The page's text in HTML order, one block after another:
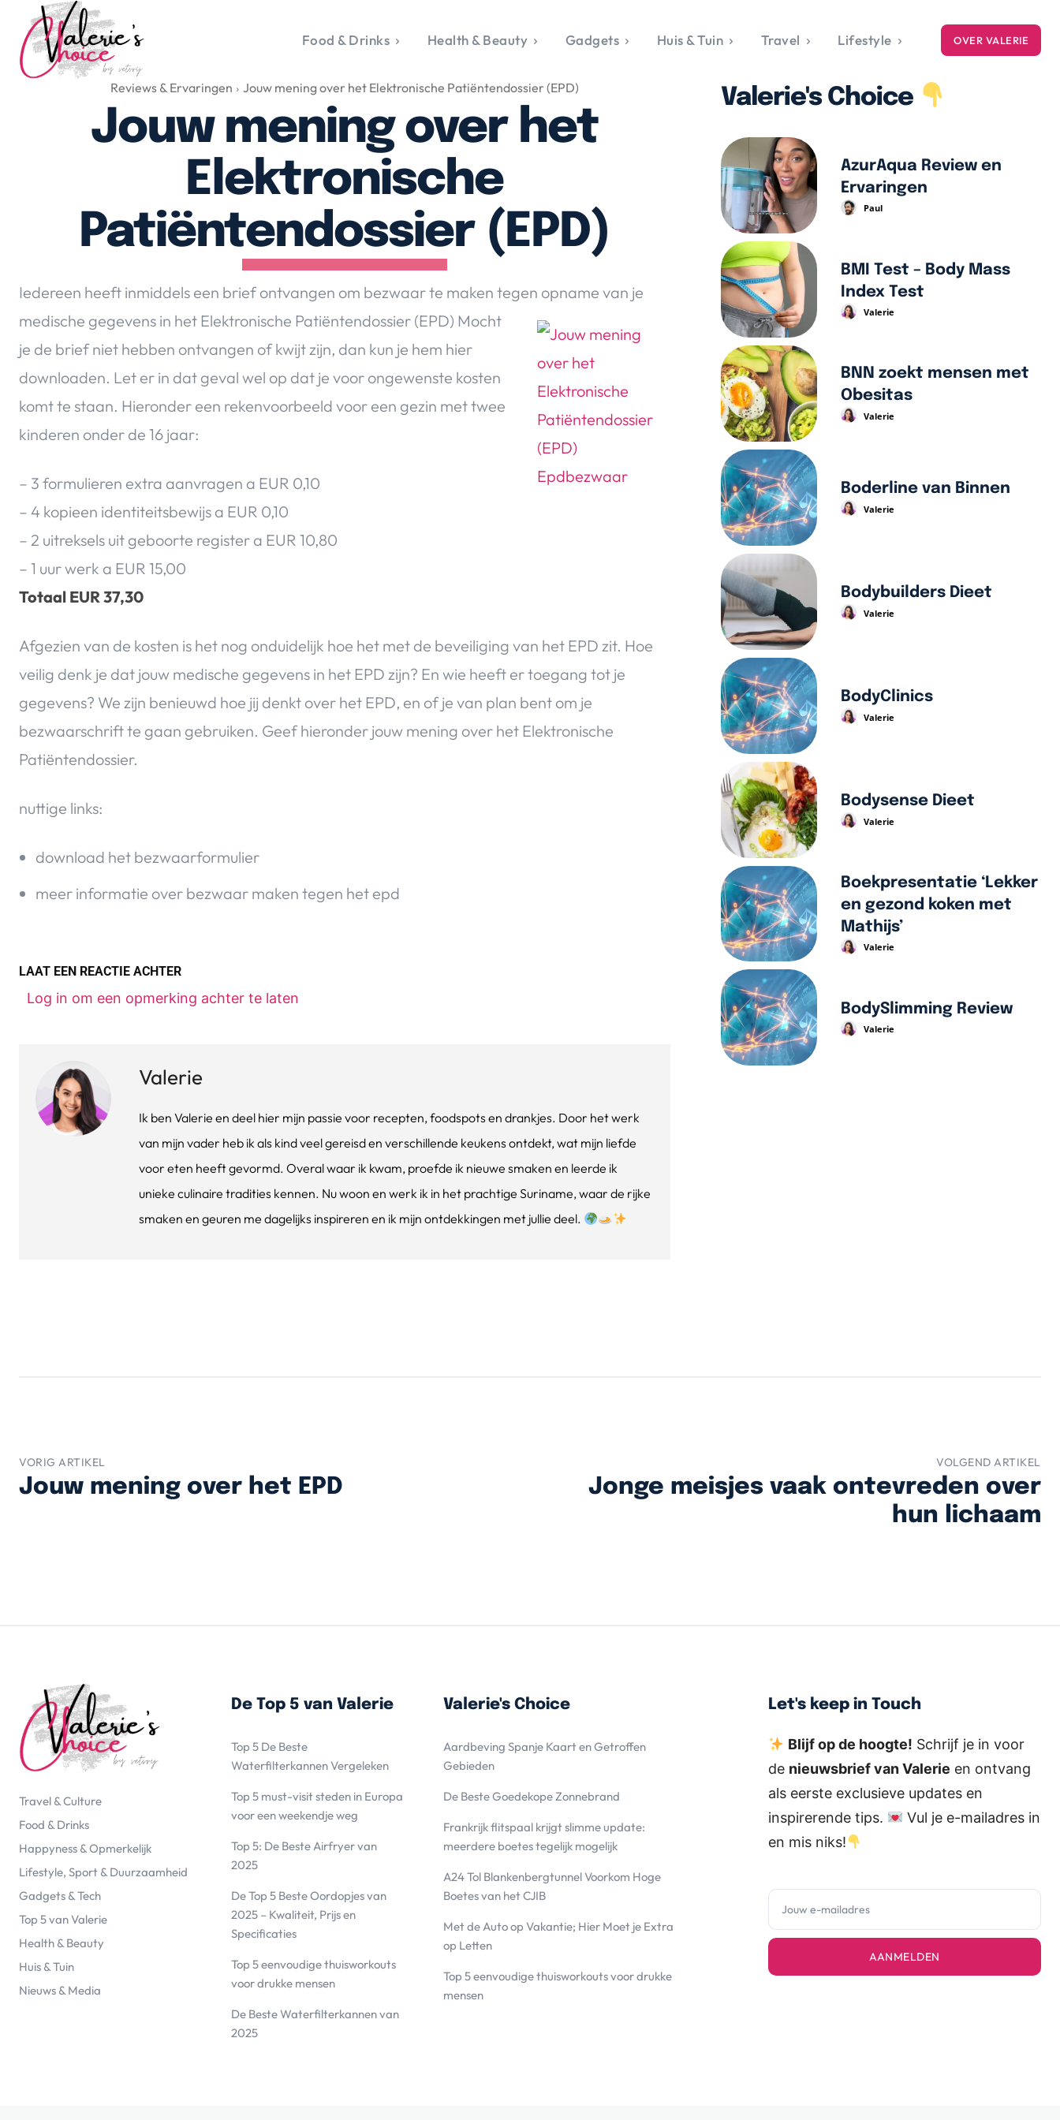
Valerie's Topics
Travel & Culture
Food & Drinks
Happyness & Opmerkelijk
Lifestyle, Sport &
Duurzaamheid
Gadgets & Tech
Top 5 van Valerie
Health & Beauty
Huis & Tuin
Nieuws & Media
Over Valerie
Over Valerie
De Top 5
Lifestyle
Food & Drinks Health & Beauty Gadgets Huis & Tuin Travel Lifestyle OVER VALERIE
Reviews & Ervaringen Jouw mening over het Elektronische Patiëntendossier (EPD)
Jouw mening over het
Elektronische
Patiëntendossier (EPD)
Iedereen heeft inmiddels een brief ontvangen om bezwaar te maken tegen opname van je
medische gegevens in het Elektronische Patiëntendossier (EPD) Mocht
je de brief niet hebben ontvangen of kwijt zijn, dan kun je hem hier
downloaden. Let er in dat geval wel op dat je voor ongewenste kosten
komt te staan. Hieronder een rekenvoorbeeld voor een gezin met twee
kinderen onder de 16 jaar:
– 3 formulieren extra aanvragen a EUR 0,10
– 4 kopieen identiteitsbewijs a EUR 0,10
– 2 uitreksels uit geboorte register a EUR 10,80
– 1 uur werk a EUR 15,00
Totaal EUR 37,30
Afgezien van de kosten is het nog onduidelijk hoe het met de beveiliging van het EPD zit. Hoe
veilig denk je dat jouw medische gegevens in het EPD zijn? En wie heeft er toegang tot je
gegevens? We zijn benieuwd hoe jij denkt over het EPD, en of je van plan bent om je
bezwaarschrift te gaan gebruiken. Geef hieronder jouw mening over het Elektronische
Patiëntendossier.
nuttige links:
download het bezwaarformulier
meer informatie over bezwaar maken tegen het epd
LAAT EEN REACTIE ACHTER
Log in om een opmerking achter te laten
Valerie
Ik ben Valerie en deel hier mijn passie voor recepten, foodspots en drankjes. Door het werk
van mijn vader heb ik als kind veel gereisd en verschillende keukens ontdekt, wat mijn liefde
voor eten heeft gevormd. Overal waar ik kwam, proefde ik nieuwe smaken en leerde ik
unieke culinaire tradities kennen. Nu woon en werk ik in het prachtige Suriname, waar de rijke
smaken en geuren me dagelijks inspireren en ik mijn ontdekkingen met jullie deel.
Valerie's Choice
AzurAqua Review en
Ervaringen
Paul
BMI Test – Body Mass
Index Test
Valerie
BNN zoekt mensen met
Obesitas
Valerie
Boderline van Binnen
Valerie
Bodybuilders Dieet
Valerie
BodyClinics
Valerie
Bodysense Dieet
Valerie
Boekpresentatie ‘Lekker
en gezond koken met
Mathijs’
Valerie
BodySlimming Review
Valerie
VORIG ARTIKEL
Jouw mening over het EPD
VOLGEND ARTIKEL
Jonge meisjes vaak ontevreden over
hun lichaam
Travel & Culture
Food & Drinks
Happyness & Opmerkelijk
Lifestyle, Sport & Duurzaamheid
Gadgets & Tech
Top 5 van Valerie
Health & Beauty
Huis & Tuin
Nieuws & Media
De Top 5 van Valerie
Top 5 De Beste
Waterfilterkannen Vergeleken
Top 5 must-visit steden in Europa
voor een weekendje weg
Top 5: De Beste Airfryer van
2025
De Top 5 Beste Oordopjes van
2025 – Kwaliteit, Prijs en
Specificaties
Top 5 eenvoudige thuisworkouts
voor drukke mensen
De Beste Waterfilterkannen van
2025
Valerie's Choice
Aardbeving Spanje Kaart en Getroffen
Gebieden
De Beste Goedekope Zonnebrand
Frankrijk flitspaal krijgt slimme update:
meerdere boetes tegelijk mogelijk
A24 Tol Blankenbergtunnel Voorkom Hoge
Boetes van het CJIB
Met de Auto op Vakantie; Hier Moet je Extra
op Letten
Top 5 eenvoudige thuisworkouts voor drukke
mensen
Let's keep in Touch
Blijf op de hoogte! Schrijf je in voor
de nieuwsbrief van Valerie en ontvang
als eerste exclusieve updates en
inspirerende tips.
Vul je e-mailadres in
en mis niks!
AANMELDEN